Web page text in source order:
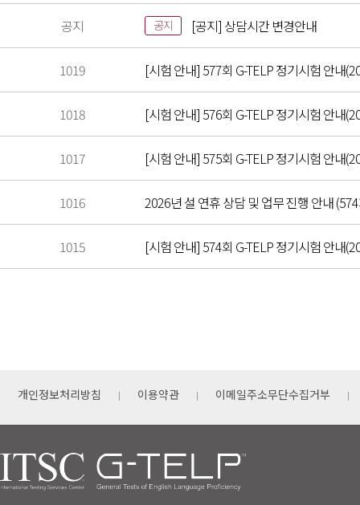
공지 공지 [공지] 상담시간 변경안내
1019 [시험 안내] 577회 G-TELP 정기시험 안내
1018 [시험 안내] 576회 G-TELP 정기시험 안내
1017 [시험 안내] 575회 G-TELP 정기시험 안내
1016 2026년 설 연휴 상담 및 업무 진행 안내
1015 [시험 안내] 574회 G-TELP 정기시험 안내
개인정보처리방침 이용약관 이메일주소무단수집거부